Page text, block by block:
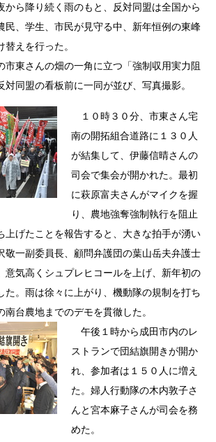
ら降り続く雨のもと、反対同盟は全国から
民、学生、市民が見守る中、新年恒例の東峰
えを行った。
東さんの畑の一角に立つ「強制収用実力阻
対同盟の看板前に一同が並び、写真撮影。
１０時３０分、市東さん宅
南の開拓組合道路に１３０人
が結集して、伊藤信晴さんの
司会で集会が開かれた。最初
に萩原富夫さんがマイクを握
り、農地強奪強制執行を阻止
上げたことを報告すると、大きな拍手が湧い
敬一副委員長、顧問弁護団の葉山岳夫弁護士
意気高くシュプレヒコールを上げ、新年初の
た。雨は徐々に上がり、機動隊の規制を打ち
台農地までのデモを貫徹した。
午後１時から成田市内のレ
ストランで団結旗開きが開か
れ、参加者は１５０人に増え
た。婦人行動隊の木内敦子さ
んと宮本麻子さんが司会を務
めた。